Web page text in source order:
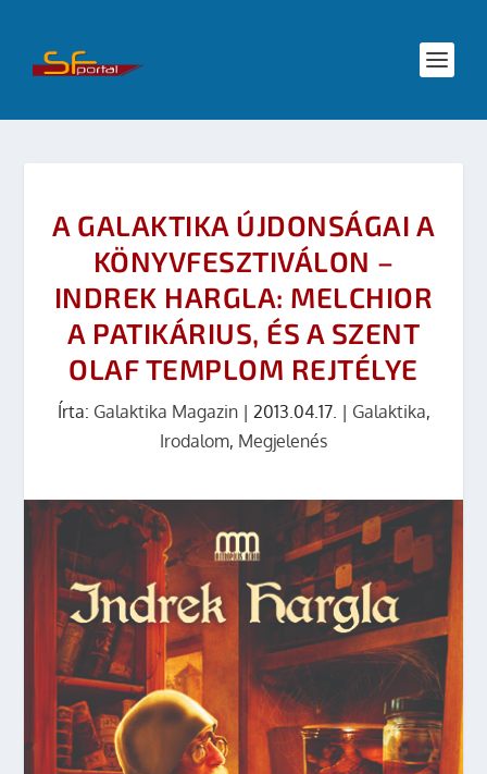
A GALAKTIKA ÚJDONSÁGAI A
KÖNYVFESZTIVÁLON –
INDREK HARGLA: MELCHIOR
A PATIKÁRIUS, ÉS A SZENT
OLAF TEMPLOM REJTÉLYE
Írta: Galaktika Magazin| 2013.04.17. | Galaktika,
Irodalom, Megjelenés